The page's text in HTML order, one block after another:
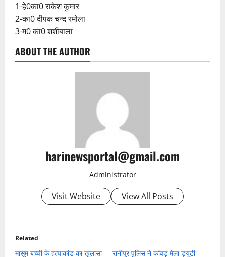
1-हे0का0 राकेश कुमार
2-का0 दीपक चन्द रमोला
3-म0 का0 शशीबाला
ABOUT THE AUTHOR
harinewsportal@gmail.com
Administrator
Visit Website View All Posts
Related
मासूम बच्ची के हत्याकांड का खुलासा
रानीपुर पुलिस ने कांवड़ मेला ड्यूटी